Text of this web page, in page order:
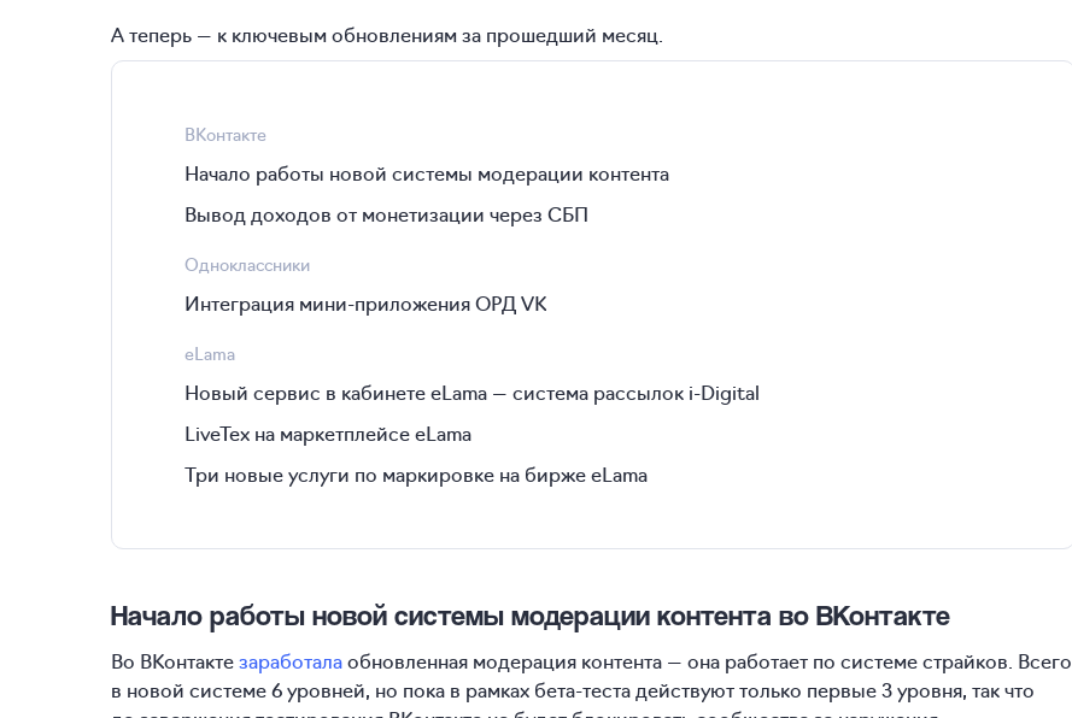
А теперь — к ключевым обновлениям за прошедший месяц.
ВКонтакте
Начало работы новой системы модерации контента
Вывод доходов от монетизации через СБП
Одноклассники
Интеграция мини-приложения ОРД VK
eLama
Новый сервис в кабинете eLama — система рассылок i-Digital
LiveTex на маркетплейсе eLama
Три новые услуги по маркировке на бирже eLama
Начало работы новой системы модерации контента во ВКонтакте
Во ВКонтактезаработалаобновленная модерация контента — она работает по системе страйков. Всего
в новой системе 6 уровней, но пока в рамках бета-теста действуют только первые 3 уровня, так что